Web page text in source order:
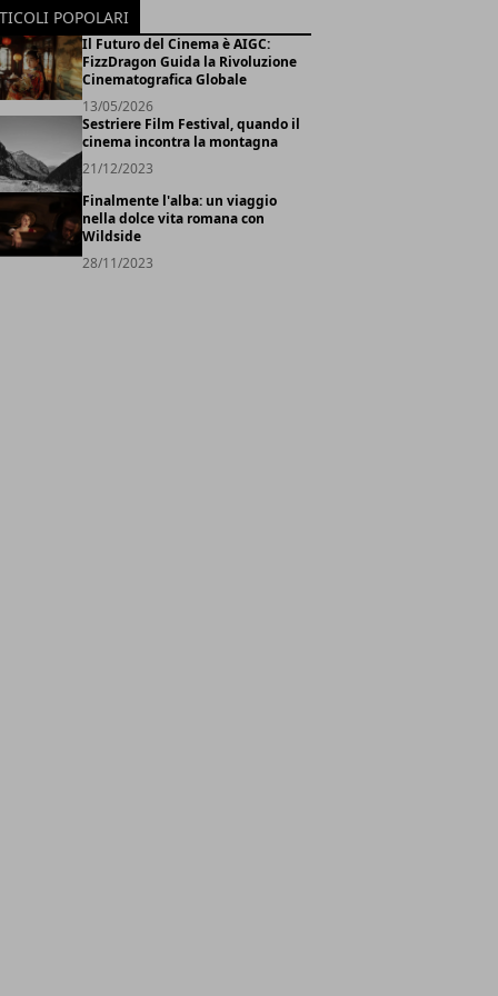
POPOLARI
Il Futuro del Cinema è AIGC:
FizzDragon Guida la Rivoluzione
Cinematografica Globale
13/05/2026
Sestriere Film Festival, quando il
cinema incontra la montagna
21/12/2023
Finalmente l'alba: un viaggio
nella dolce vita romana con
Wildside
28/11/2023